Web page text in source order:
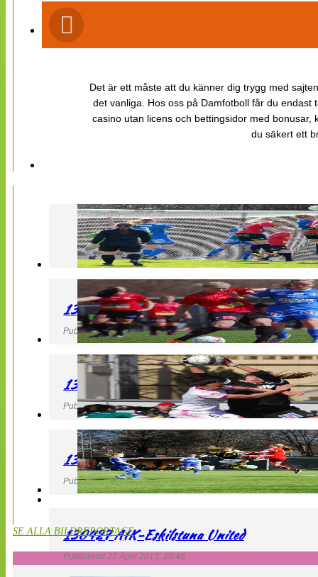
Det är ett måste att du känner dig trygg med
det vanliga. Hos oss på Damfotboll får du
casino utan licens och bettingsidor med
du säkert ett
130427 LB 07 – QBIK
Publicerad 27 April 2013, 22:40
130427 IF Limhamn Bunkeflo – QBIK
Publicerad 27 April 2013, 21:10
130427 LdB FC Malmö – Mallbackens IF
Publicerad 27 April 2013, 20:54
130427 AIK-Eskilstuna United
Publicerad 27 April 2013, 20:48
SE ALLA BILDREPORTAGE